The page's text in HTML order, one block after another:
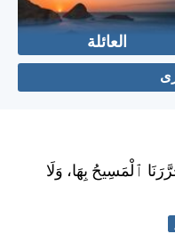
العائلة
ٱلْمَسِيحُ بِهَا، وَلَا